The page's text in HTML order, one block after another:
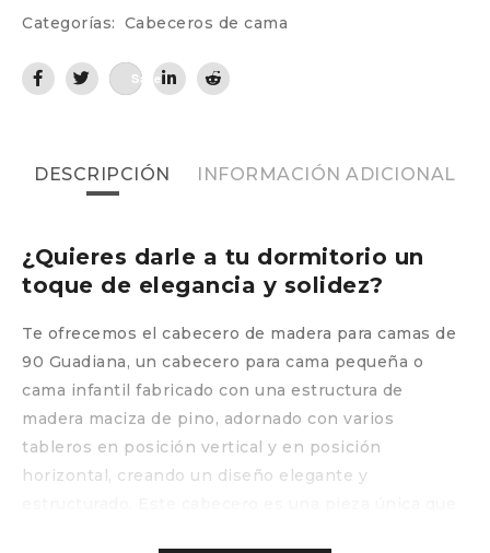
Categorías: Cabeceros de cama
Save
DESCRIPCIÓN INFORMACIÓN ADICIONAL
¿Quieres darle a tu dormitorio un
toque de elegancia y solidez?
Te ofrecemos el cabecero de madera para camas de
90 Guadiana, un cabecero para cama pequeña o
cama infantil fabricado con una estructura de
madera maciza de pino, adornado con varios
tableros en posición vertical y en posición
horizontal, creando un diseño elegante y